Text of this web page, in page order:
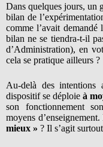
Dans quelques jours, un
bilan de
comme l’avait
bilan ne se tiendra-t-il
d’Administration), en
cela se pratique ailleurs ?
Au-delà des intentions
dispositif se déploie à
son fonctionnement
moyens
mieux » ? Il s’agit